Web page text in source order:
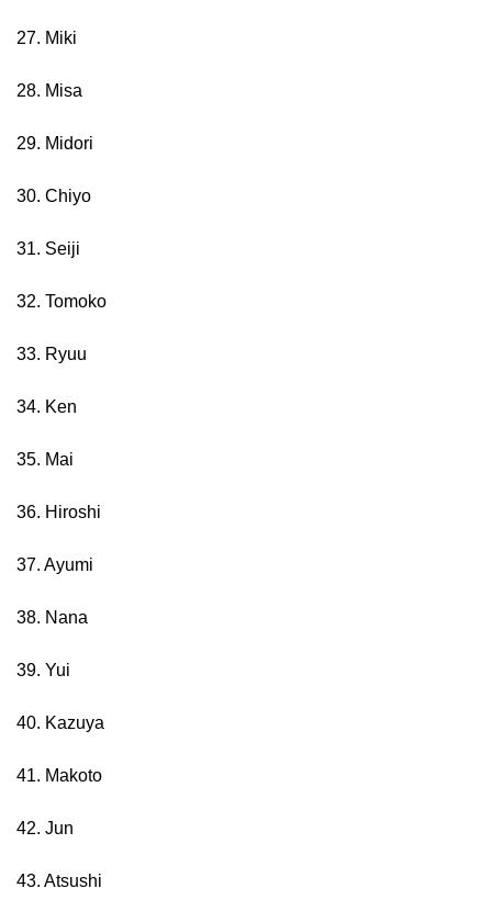
27. Miki
28. Misa
29. Midori
30. Chiyo
31. Seiji
32. Tomoko
33. Ryuu
34. Ken
35. Mai
36. Hiroshi
37. Ayumi
38. Nana
39. Yui
40. Kazuya
41. Makoto
42. Jun
43. Atsushi